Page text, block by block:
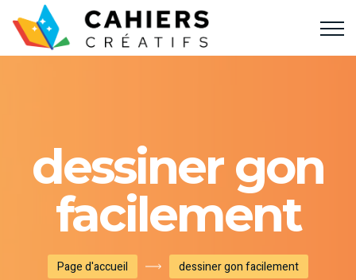
dessiner gon
facilement
Page d'accueil dessiner gon facilement